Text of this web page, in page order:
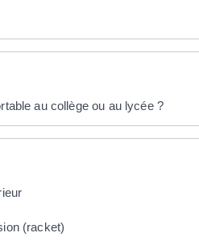
au collège ou au lycée ?
(racket)